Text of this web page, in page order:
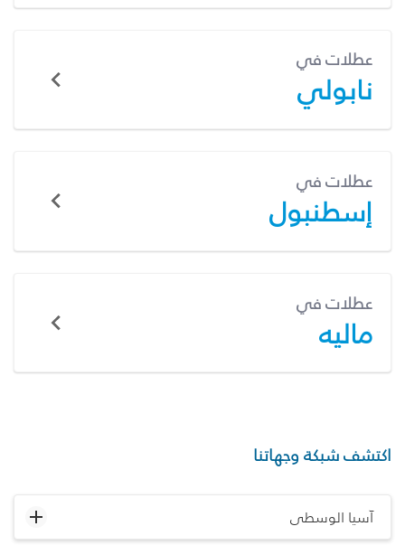
عطلات في
نابولي
عطلات في
إسطنبول
عطلات في
ماليه
اكتشف شبكة وجهاتنا
آسيا الوسطى